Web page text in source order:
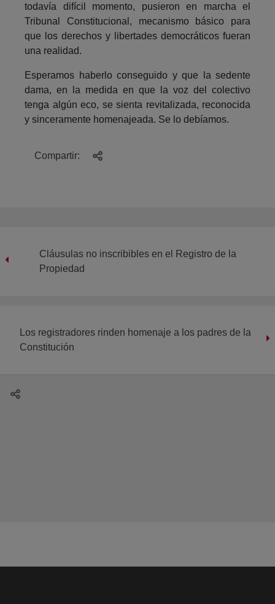
todavía difícil momento, pusieron en marcha el
Tribunal Constitucional, mecanismo básico para
que los derechos y libertades democráticos fueran
una realidad.
Esperamos haberlo conseguido y que la sedente
dama, en la medida en que la voz del colectivo
tenga algún eco, se sienta revitalizada, reconocida
y sinceramente homenajeada. Se lo debíamos.
Compartir:
Cláusulas no inscribibles en el Registro de la
Propiedad
Los registradores rinden homenaje a los padres de la
Constitución